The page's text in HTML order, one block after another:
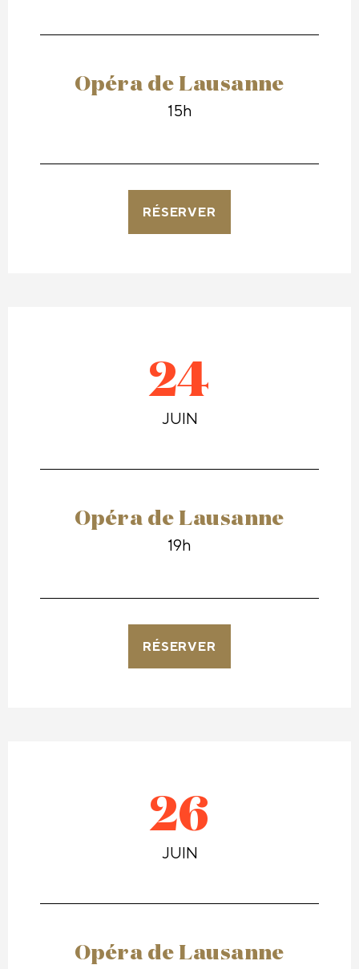
Opéra de Lausanne
15h
RÉSERVER
24
JUIN
Opéra de Lausanne
19h
RÉSERVER
26
JUIN
Opéra de Lausanne